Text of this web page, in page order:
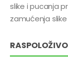
slike i pucanja
zamućenja